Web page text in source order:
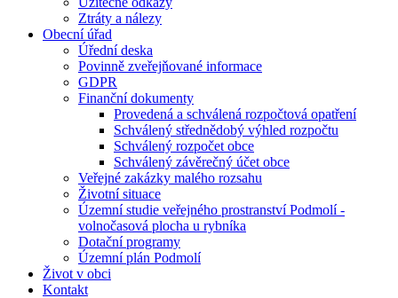
Ztráty a nálezy
Obecní úřad
Úřední deska
Povinně zveřejňované informace
GDPR
Finanční dokumenty
Provedená a schválená rozpočtová opatření
Schválený střednědobý výhled rozpočtu
Schválený rozpočet obce
Schválený závěrečný účet obce
Veřejné zakázky malého rozsahu
Životní situace
Územní studie veřejného prostranství Podmolí -
volnočasová plocha u rybníka
Dotační programy
Územní plán Podmolí
Život v obci
Kontakt